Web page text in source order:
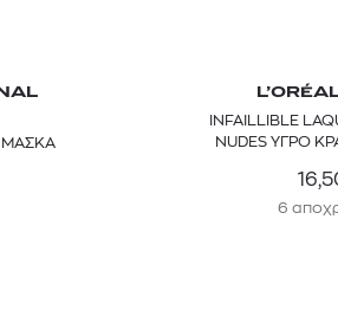
ΜΑΣΚΑ
INFAILLIBLE
NUDES ΥΓΡΟ
6